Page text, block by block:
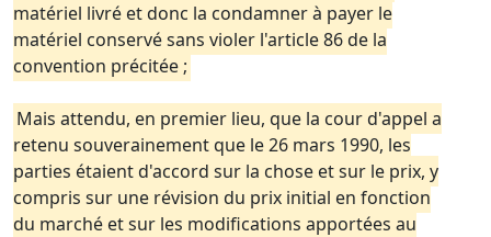
matériel livré et donc la condamner à payer le
matériel conservé sans violer l'article 86 de la
convention précitée ;
Mais attendu, en premier lieu, que la cour d'appel a
retenu souverainement que le 26 mars 1990, les
parties étaient d'accord sur la chose et sur le prix, y
compris sur une révision du prix initial en fonction
du marché et sur les modifications apportées au